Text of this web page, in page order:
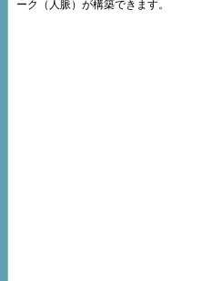
ーク（人脈）が構築できます。